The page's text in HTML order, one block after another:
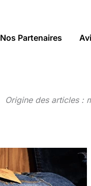
Nos Partenaires
Origine des articles :